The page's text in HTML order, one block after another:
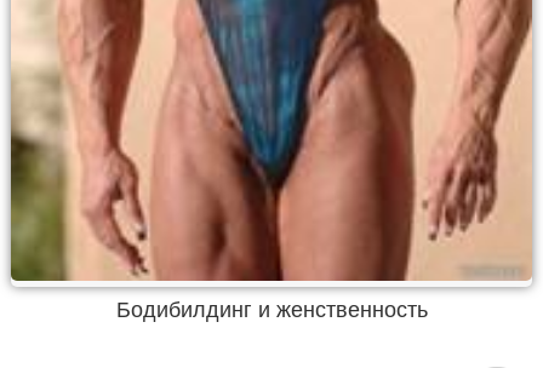
Бодибилдинг и женственность